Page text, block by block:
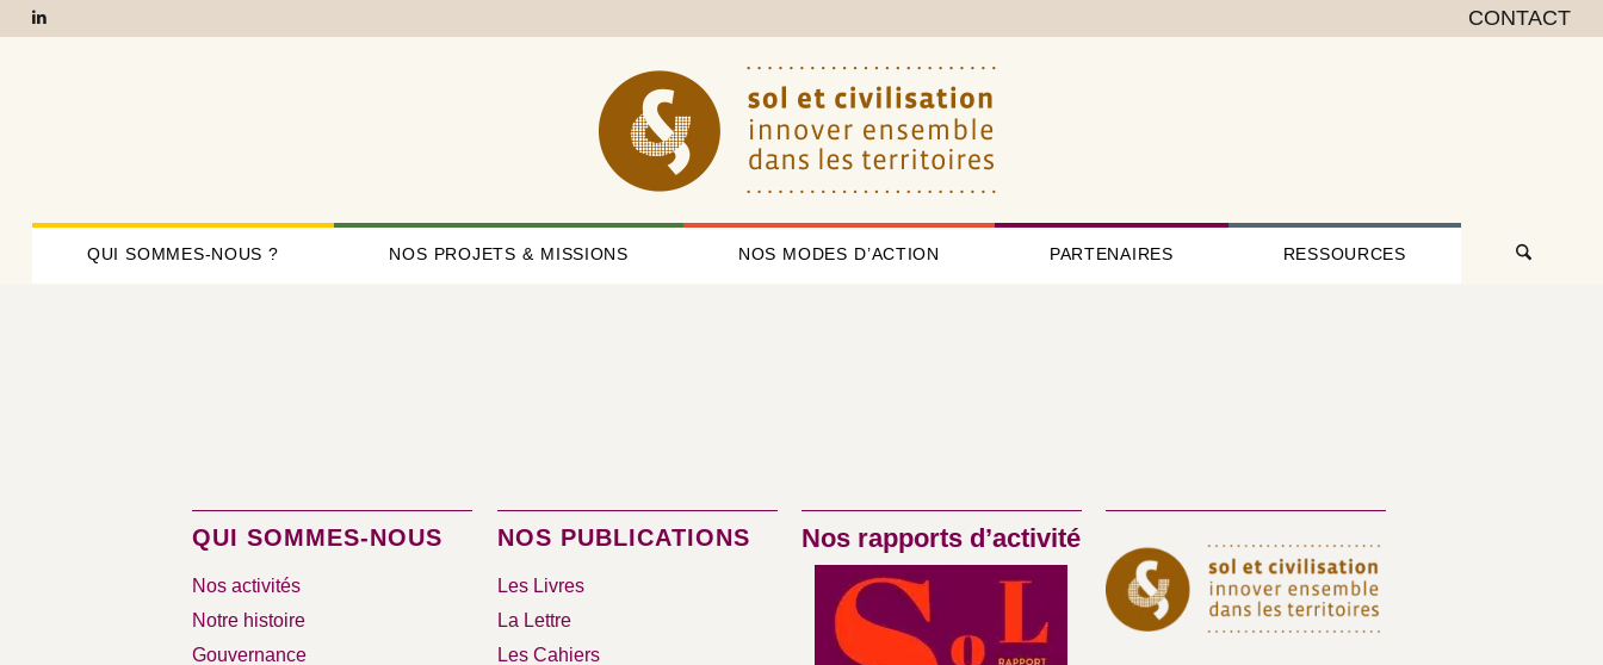
CONTACT
QUI SOMMES-NOUS ? NOS PROJETS & MISSIONS NOS MODES D’ACTION PARTENAIRES RESSOURCES
QUI SOMMES-NOUS
Nos activités
Notre histoire
Gouvernance
NOS PUBLICATIONS
Les Livres
La Lettre
Les Cahiers
Nos rapports d’activité